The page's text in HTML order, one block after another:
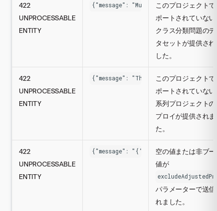
422
UNPROCESSABLE
ENTITY
{"message": "Multiclass models
このプロジェクト
ポートされていな
クラス分類問題の
タセットが提供さ
した。
422
UNPROCESSABLE
ENTITY
{"message": "This endpoint does
このプロジェクト
ポートされていな
系列プロジェクト
プロイが提供され
た。
422
UNPROCESSABLE
ENTITY
{"message":
空の値または非ブ
値が
パラメーターで送信
れました。